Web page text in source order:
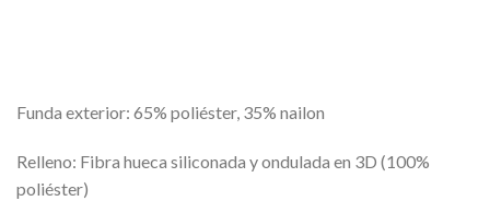
Funda exterior: 65% poliéster, 35% nailon
Relleno: Fibra hueca siliconada y ondulada en 3D (100%
poliéster)